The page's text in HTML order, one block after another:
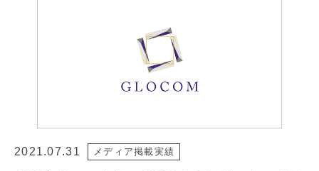
2021.07.31 メディア掲載実績